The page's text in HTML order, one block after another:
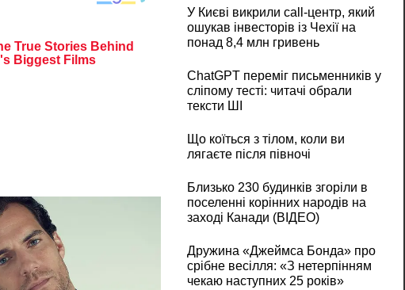
У Києві викрили call-центр, який
ошукав інвесторів із Чехії на
понад 8,4 млн гривень
ChatGPT переміг письменників у
сліпому тесті: читачі обрали
тексти ШІ
Що коїться з тілом, коли ви
лягаєте після півночі
Близько 230 будинків згоріли в
поселенні корінних народів на
заході Канади (ВІДЕО)
Дружина «Джеймса Бонда» про
срібне весілля: «З нетерпінням
чекаю наступних 25 років»